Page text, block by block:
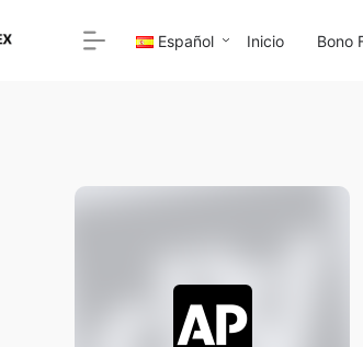
Español Inicio Bono